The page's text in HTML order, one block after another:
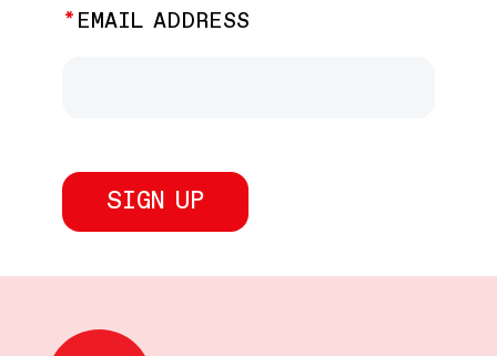
EMAIL ADDRESS
REDCAT home